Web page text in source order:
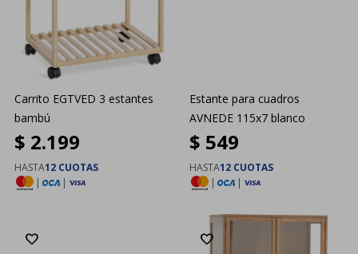
Carrito EGTVED 3 estantes
bambú
$ 2.199
HASTA12 CUOTAS
|
|
Estante para cuadros
AVNEDE 115x7 blanco
$ 549
HASTA12 CUOTAS
|
|